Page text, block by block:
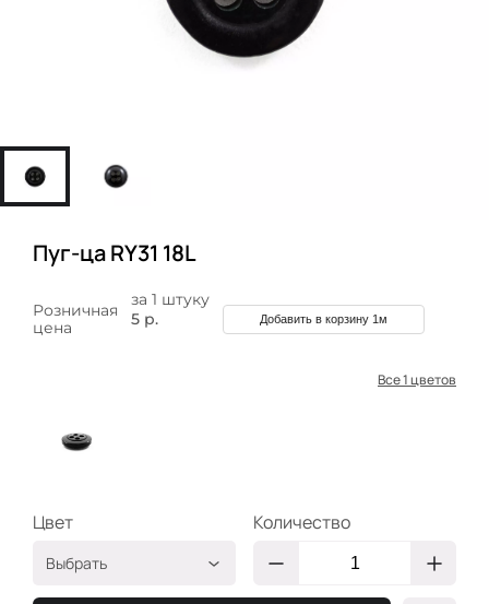
Пуг-ца RY31 18L
за 1 штуку
Розничная
цена
5 р. Добавить в корзину 1м
Все 1 цветов
Цвет
Выбрать
Чёрный
2400000072140
Количество